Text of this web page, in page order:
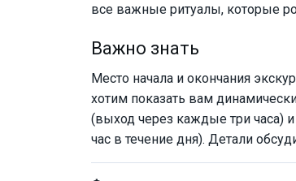
все важные ритуалы, которые
Важно знать
Место начала и окончания
хотим показать вам
(выход через каждые три часа)
час в течение дня). Детали